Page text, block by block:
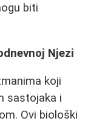
biti
Njezi
koji
sastojaka i
Ovi biološki